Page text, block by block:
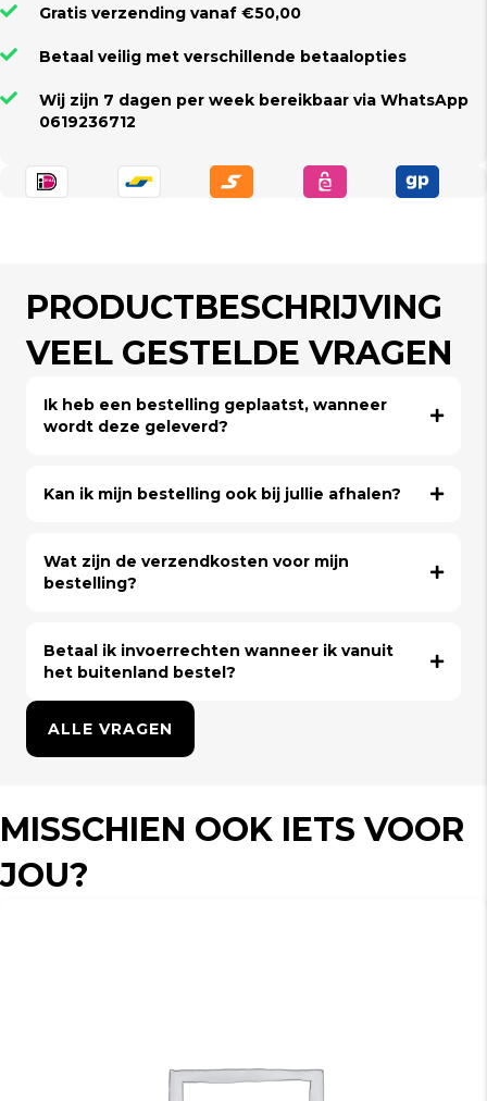
Gratis verzending vanaf €50,00
Betaal veilig met verschillende betaalopties
Wij zijn 7 dagen per week bereikbaar via WhatsApp
0619236712
PRODUCTBESCHRIJVING
VEEL GESTELDE VRAGEN
Ik heb een bestelling geplaatst, wanneer
wordt deze geleverd?
Kan ik mijn bestelling ook bij jullie afhalen?
Wat zijn de verzendkosten voor mijn
bestelling?
Betaal ik invoerrechten wanneer ik vanuit
het buitenland bestel?
ALLE VRAGEN
MISSCHIEN OOK IETS VOOR
JOU?